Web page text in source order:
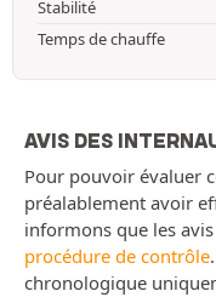
Stabilité
Temps de chauffe
AVIS DES
Pour pouvoir évaluer
préalablement avoir
informons que les
procédure de contrôle
chronologique